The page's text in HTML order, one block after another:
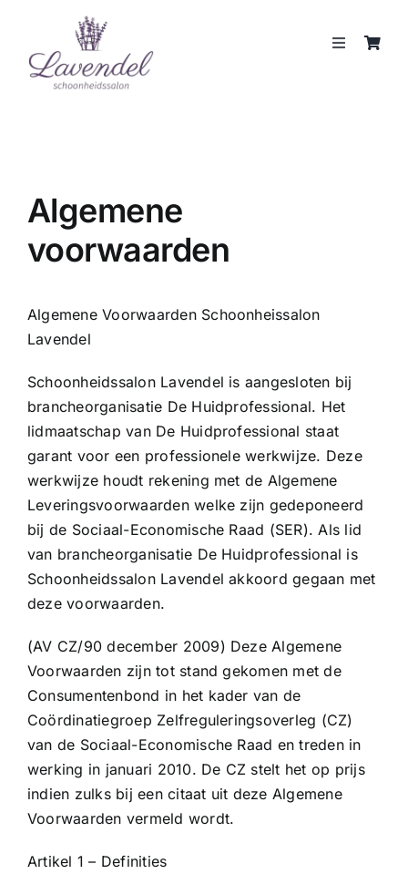
content
Toggle
JOUW HUIDCOACH
MERKEN
REVIEWS
CONTACT
Algemene
voorwaarden
Algemene Voorwaarden Schoonheissalon
Lavendel
Schoonheidssalon Lavendel is aangesloten bij
brancheorganisatie De Huidprofessional. Het
lidmaatschap van De Huidprofessional staat
garant voor een professionele werkwijze. Deze
werkwijze houdt rekening met de Algemene
Leveringsvoorwaarden welke zijn gedeponeerd
bij de Sociaal-Economische Raad (SER). Als lid
van brancheorganisatie De Huidprofessional is
Schoonheidssalon Lavendel akkoord gegaan met
deze voorwaarden.
(AV CZ/90 december 2009) Deze Algemene
Voorwaarden zijn tot stand gekomen met de
Consumentenbond in het kader van de
Coördinatiegroep Zelfreguleringsoverleg (CZ)
van de Sociaal-Economische Raad en treden in
werking in januari 2010. De CZ stelt het op prijs
indien zulks bij een citaat uit deze Algemene
Voorwaarden vermeld wordt.
Artikel 1 – Definities